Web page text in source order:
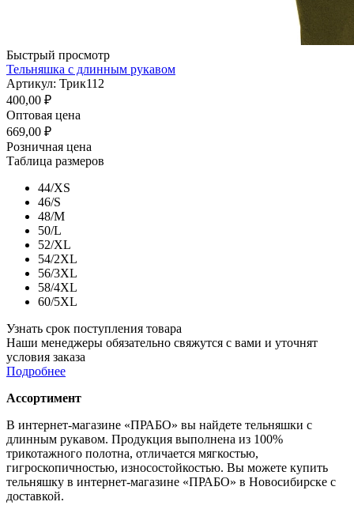
Быстрый просмотр
Тельняшка с длинным рукавом
Артикул: Трик112
400,00 ₽
Оптовая цена
669,00 ₽
Розничная цена
Таблица размеров
44/XS
46/S
48/M
50/L
52/XL
54/2XL
56/3XL
58/4XL
60/5XL
Узнать срок поступления товара
Наши менеджеры обязательно свяжутся с вами и уточнят
условия заказа
Подробнее
Ассортимент
В интернет-магазине «ПРАБО» вы найдете тельняшки с
длинным рукавом. Продукция выполнена из 100%
трикотажного полотна, отличается мягкостью,
гигроскопичностью, износостойкостью. Вы можете купить
тельняшку в интернет-магазине «ПРАБО» в Новосибирске с
доставкой.